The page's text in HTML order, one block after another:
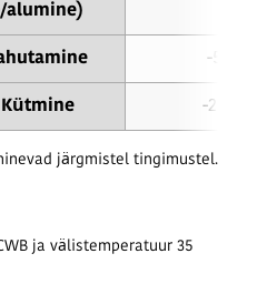
alumine)
-5
Kütmine -20
järgmistel tingimustel.
ja välistemperatuur 35